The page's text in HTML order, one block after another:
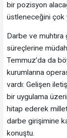
bir pozisyon
üstleneceğini çok
Darbe ve
süreçlerine
Temmuz’da da
kurumlarına
vardı: Gelişen
bir uygulama
hitap ederek
darbe girişimine
konuştu.